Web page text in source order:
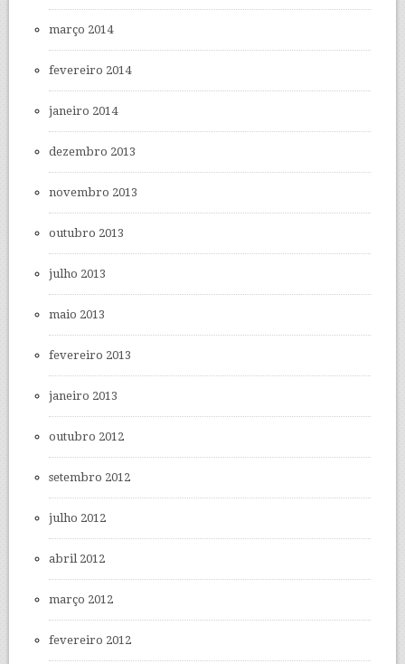
março 2014
fevereiro 2014
janeiro 2014
dezembro 2013
novembro 2013
outubro 2013
julho 2013
maio 2013
fevereiro 2013
janeiro 2013
outubro 2012
setembro 2012
julho 2012
abril 2012
março 2012
fevereiro 2012